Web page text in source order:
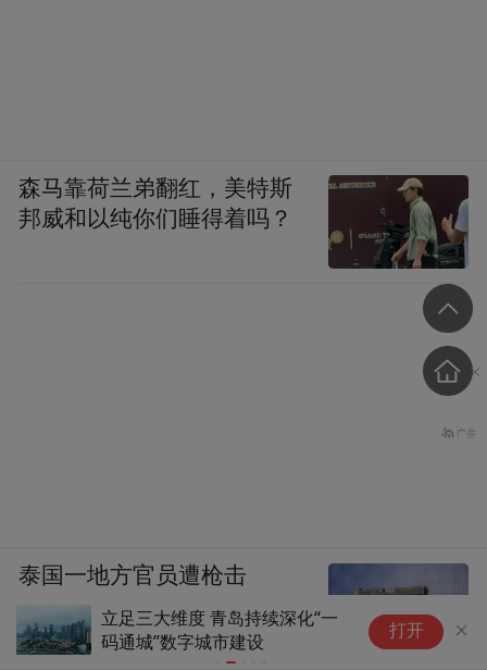
大维度 青岛持续深化“一
城”数字城市建设
土耳其官员否认黑
打开
森马靠荷兰弟翻红，美特斯
邦威和以纯你们睡得着吗？
泰国一地方官员遭枪击
CCTV国际时讯